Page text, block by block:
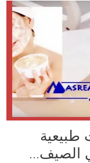
الصيف...